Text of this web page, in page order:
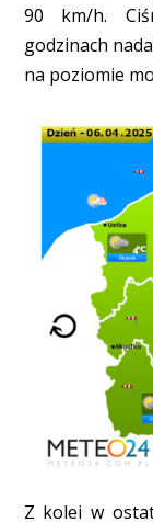
90 km/h.
godzinach
na poziomie
Z kolei w